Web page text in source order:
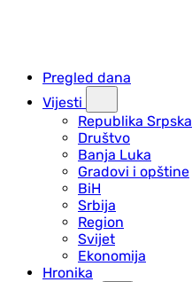
Pregled dana
Vijesti
Republika Srpska
Društvo
Banja Luka
Gradovi i opštine
BiH
Srbija
Region
Svijet
Ekonomija
Hronika